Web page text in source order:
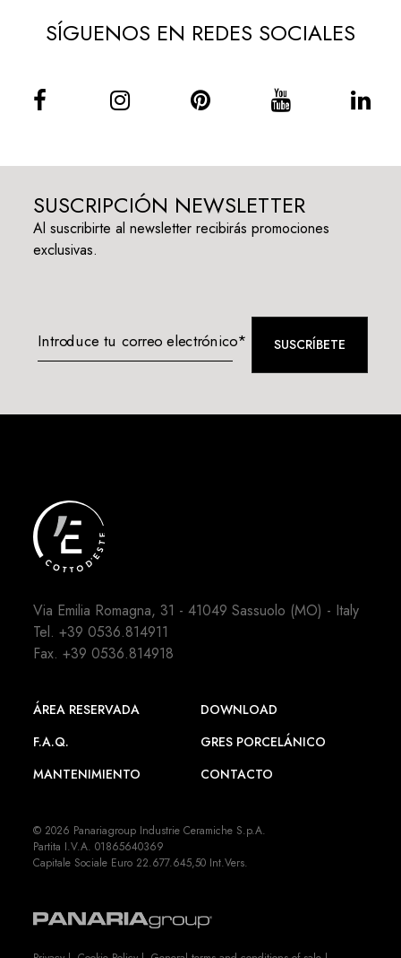
SÍGUENOS EN REDES SOCIALES
SUSCRIPCIÓN NEWSLETTER
Al suscribirte al newsletter recibirás promociones
exclusivas.
Introduce tu correo electrónico* SUSCRÍBETE
Via Emilia Romagna, 31 - 41049 Sassuolo (MO) - Italy
Tel.+39 0536.814911
Fax. +39 0536.814918
ÁREA RESERVADA
DOWNLOAD
F.A.Q.
GRES PORCELÁNICO
MANTENIMIENTO
CONTACTO
© 2026 Panariagroup Industrie Ceramiche S.p.A.
Partita I.V.A. 01865640369
Capitale Sociale Euro 22.677.645,50 Int.Vers.